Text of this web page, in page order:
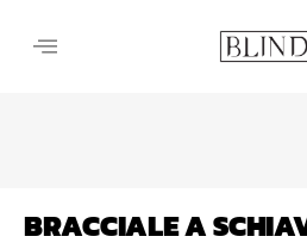
BRACCIALE A